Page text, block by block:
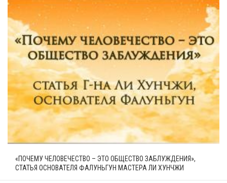
«ПОЧЕМУ ЧЕЛОВЕЧЕСТВО – ЭТО ОБЩЕСТВО ЗАБЛУЖДЕНИЯ»,
СТАТЬЯ ОСНОВАТЕЛЯ ФАЛУНЬГУН МАСТЕРА ЛИ ХУНЧЖИ